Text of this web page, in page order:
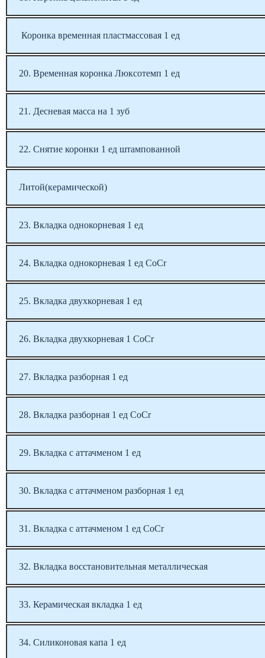
Коронка временная пластмассовая 1 ед
20. Временная коронка Люксотемп 1 ед
21. Десневая масса на 1 зуб
22. Снятие коронки 1 ед штампованной
Литой(керамической)
23. Вкладка однокорневая 1 ед
24. Вкладка однокорневая 1 ед CoCr
25. Вкладка двухкорневая 1 ед
26. Вкладка двухкорневая 1 CoCr
27. Вкладка разборная 1 ед
28. Вкладка разборная 1 ед CoCr
29. Вкладка с аттачменом 1 ед
30. Вкладка с аттачменом разборная 1 ед
31. Вкладка с аттачменом 1 ед CoCr
32. Вкладка восстановительная металлическая
33. Керамическая вкладка 1 ед
34. Силиконовая капа 1 ед